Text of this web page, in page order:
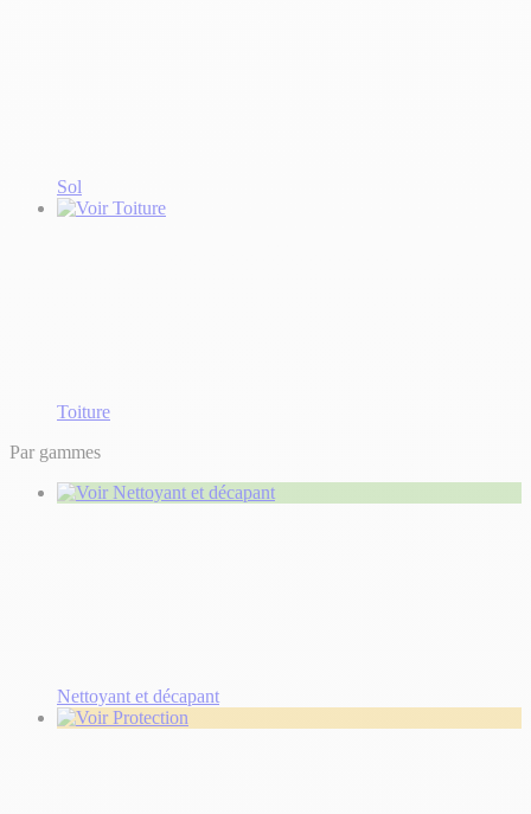
Sol
Toiture
Par gammes
Nettoyant et décapant